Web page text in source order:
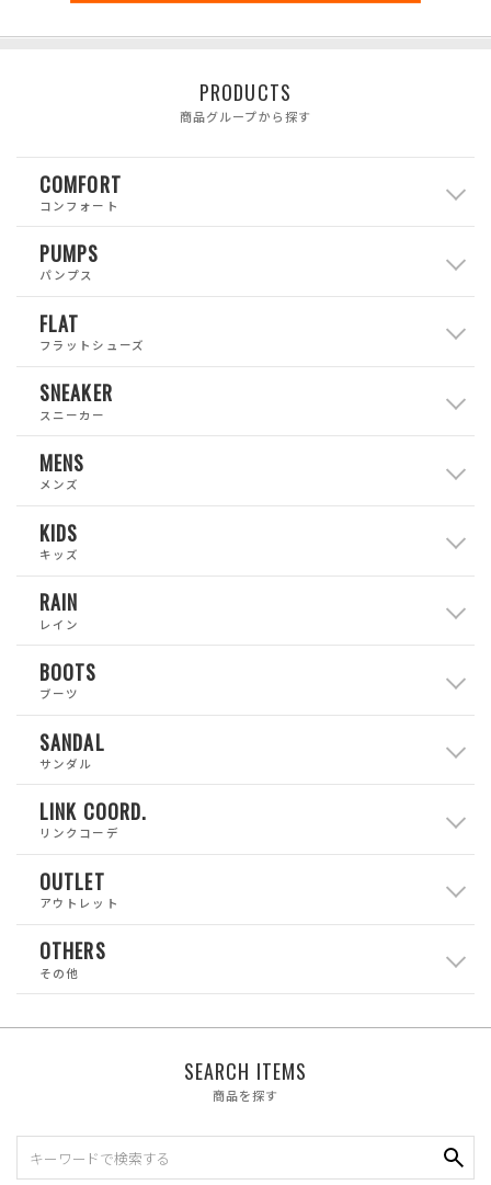
PRODUCTS
商品グループから探す
COMFORT
コンフォート
PUMPS
パンプス
FLAT
フラットシューズ
SNEAKER
スニーカー
MENS
メンズ
KIDS
キッズ
RAIN
レイン
BOOTS
ブーツ
SANDAL
サンダル
LINK COORD.
リンクコーデ
OUTLET
アウトレット
OTHERS
その他
SEARCH ITEMS
商品を探す